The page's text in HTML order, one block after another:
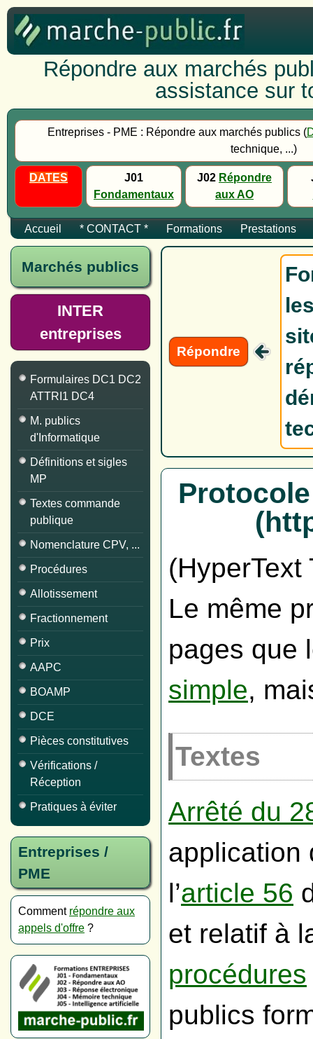
Répondre aux marchés
assistance sur
Entreprises - PME : Répondre aux marchés publics (
technique, ...)
DATES
J01
Fondamentaux
J02 Répondre
aux AO
Accueil * CONTACT * Formations Prestations
Marchés publics
INTER
entreprises
Formulaires DC1 DC2
ATTRI1 DC4
M. publics
d'Informatique
Définitions et sigles
MP
Textes commande
publique
Nomenclature CPV, ...
Procédures
Allotissement
Fractionnement
Prix
AAPC
BOAMP
DCE
Pièces constitutives
Vérifications /
Réception
Pratiques à éviter
Entreprises /
PME
Comment répondre aux
appels d'offre ?
Répondre
Le même
pages que
simple,
Textes
Arrêté du
application
l’article 56
et relatif à
procédures
publics